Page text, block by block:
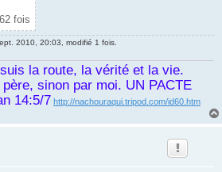
fois
2010, 20:03, modifié 1 fois.
la route, la vérité et la vie.
sinon par moi. UN PACTE
14:5/7 http://nachouraqui.tripod.com/id60.htm